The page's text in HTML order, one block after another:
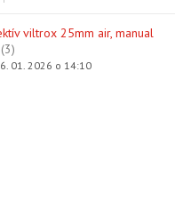
viltrox 25mm air, manual
(3)
01. 2026 o 14:10